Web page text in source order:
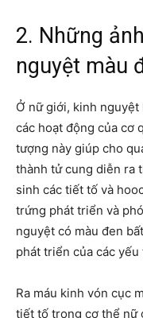
2. Những
nguyệt màu
Ở nữ giới, kinh
các hoạt động của cơ
tượng này giúp cho
thành tử cung diễn ra
sinh các tiết tố và
trứng phát triển và
nguyệt có màu đen
phát triển của các yếu
Ra máu kinh vón cục
tiết tố trong cơ thể nữ